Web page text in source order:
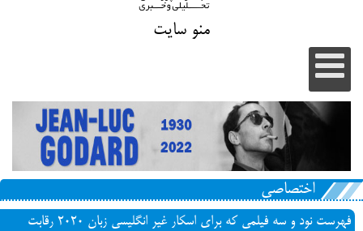
منو سایت
اختصاصی
فهرست نود و سه فیلمی که برای اسکار غیر انگلیسی زبان 2020 رقابت